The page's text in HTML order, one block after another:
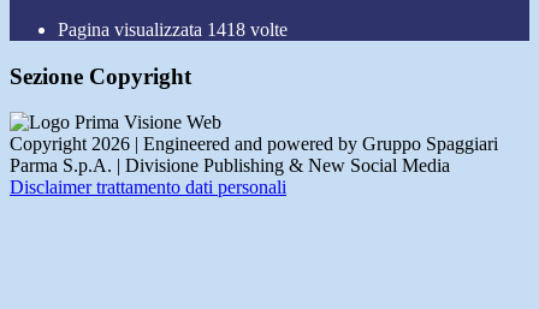
Pagina visualizzata 1418 volte
Sezione Copyright
Copyright 2026 | Engineered and powered by Gruppo Spaggiari
Parma S.p.A. | Divisione Publishing & New Social Media
Disclaimer trattamento dati personali